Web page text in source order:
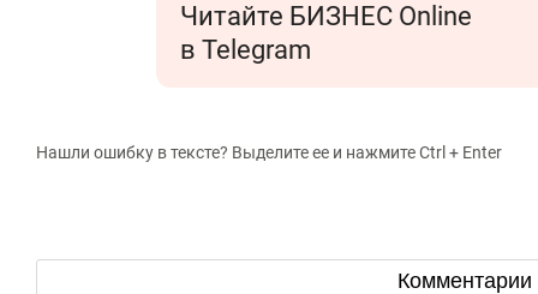
Читайте БИЗНЕС Online
в Telegram
Нашли ошибку в тексте? Выделите ее и нажмите Ctrl + Enter
Комментарии